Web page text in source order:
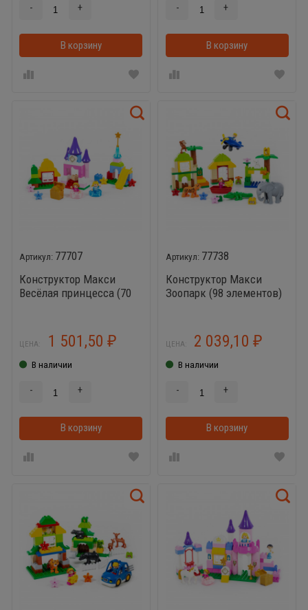
- +
В корзину В корзинке
- +
В корзину
77707
Конструктор Макси
Весёлая принцесса (70
ЦЕНА: 1 501,50 ₽
В наличии
- +
В корзину В корзинке
77738
Конструктор Макси
Зоопарк (98 элементов)
ЦЕНА: 2 039,10₽
В наличии
- +
В корзину